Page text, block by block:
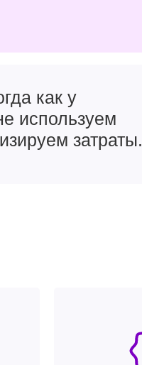
как у
используем
затраты.